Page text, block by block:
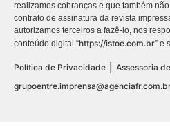
realizamos cobranças e que também
contrato de assinatura da revista
autorizamos terceiros a fazê-lo, nos
conteúdo digital “https://istoe.com.br” e
Política de Privacidade
Assessoria